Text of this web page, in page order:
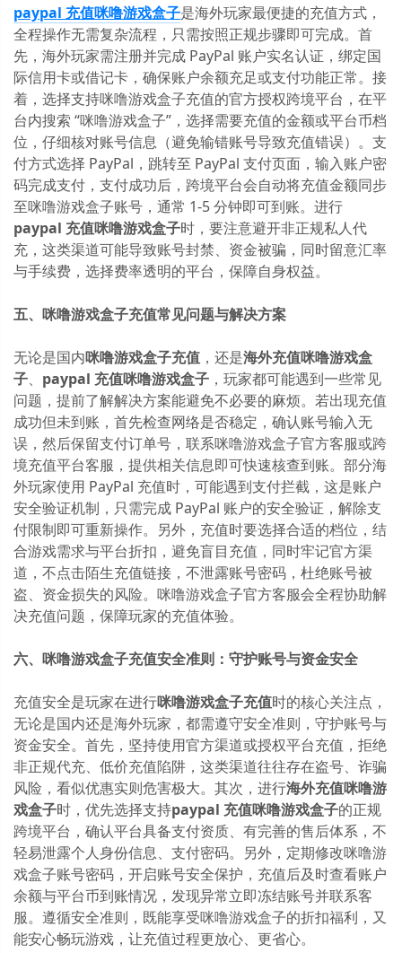
paypal 充值咪噜游戏盒子是海外玩家最便捷的充值方式，
全程操作无需复杂流程，只需按照正规步骤即可完成。首
先，海外玩家需注册并完成 PayPal 账户实名认证，绑定国
际信用卡或借记卡，确保账户余额充足或支付功能正常。接
着，选择支持咪噜游戏盒子充值的官方授权跨境平台，在平
台内搜索 “咪噜游戏盒子”，选择需要充值的金额或平台币档
位，仔细核对账号信息（避免输错账号导致充值错误）。支
付方式选择 PayPal，跳转至 PayPal 支付页面，输入账户密
码完成支付，支付成功后，跨境平台会自动将充值金额同步
至咪噜游戏盒子账号，通常 1-5 分钟即可到账。进行
paypal 充值咪噜游戏盒子时，要注意避开非正规私人代
充，这类渠道可能导致账号封禁、资金被骗，同时留意汇率
与手续费，选择费率透明的平台，保障自身权益。
五、咪噜游戏盒子充值常见问题与解决方案
无论是国内咪噜游戏盒子充值 ，还是海外充值咪噜游戏盒
子、 paypal 充值咪噜游戏盒子 ，玩家都可能遇到一些常见
问题，提前了解解决方案能避免不必要的麻烦。若出现充值
成功但未到账，首先检查网络是否稳定，确认账号输入无
误，然后保留支付订单号，联系咪噜游戏盒子官方客服或跨
境充值平台客服，提供相关信息即可快速核查到账。部分海
外玩家使用 PayPal 充值时，可能遇到支付拦截，这是账户
安全验证机制，只需完成 PayPal 账户的安全验证，解除支
付限制即可重新操作。另外，充值时要选择合适的档位，结
合游戏需求与平台折扣，避免盲目充值，同时牢记官方渠
道，不点击陌生充值链接，不泄露账号密码，杜绝账号被
盗、资金损失的风险。咪噜游戏盒子官方客服会全程协助解
决充值问题，保障玩家的充值体验。
六、咪噜游戏盒子充值安全准则：守护账号与资金安全
充值安全是玩家在进行咪噜游戏盒子充值时的核心关注点，
无论是国内还是海外玩家，都需遵守安全准则，守护账号与
资金安全。首先，坚持使用官方渠道或授权平台充值，拒绝
非正规代充、低价充值陷阱，这类渠道往往存在盗号、诈骗
风险，看似优惠实则危害极大。其次，进行海外充值咪噜游
戏盒子时，优先选择支持paypal 充值咪噜游戏盒子的正规
跨境平台，确认平台具备支付资质、有完善的售后体系，不
轻易泄露个人身份信息、支付密码。另外，定期修改咪噜游
戏盒子账号密码，开启账号安全保护，充值后及时查看账户
余额与平台币到账情况，发现异常立即冻结账号并联系客
服。遵循安全准则，既能享受咪噜游戏盒子的折扣福利，又
能安心畅玩游戏，让充值过程更放心、更省心。